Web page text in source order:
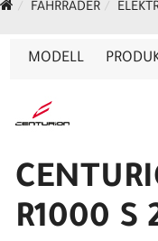
FAHRRÄDER
MODELL
R1000 S